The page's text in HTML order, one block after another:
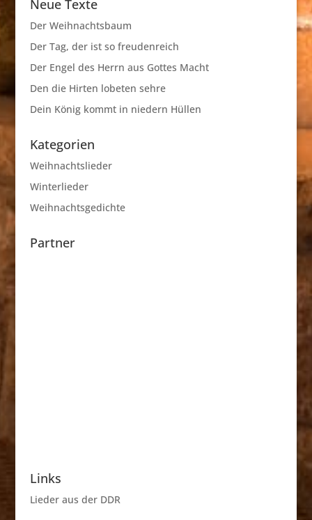
Neue Texte
Der Weihnachtsbaum
Der Tag, der ist so freudenreich
Der Engel des Herrn aus Gottes Macht
Den die Hirten lobeten sehre
Dein König kommt in niedern Hüllen
Kategorien
Weihnachtslieder
Winterlieder
Weihnachtsgedichte
Partner
Links
Lieder aus der DDR